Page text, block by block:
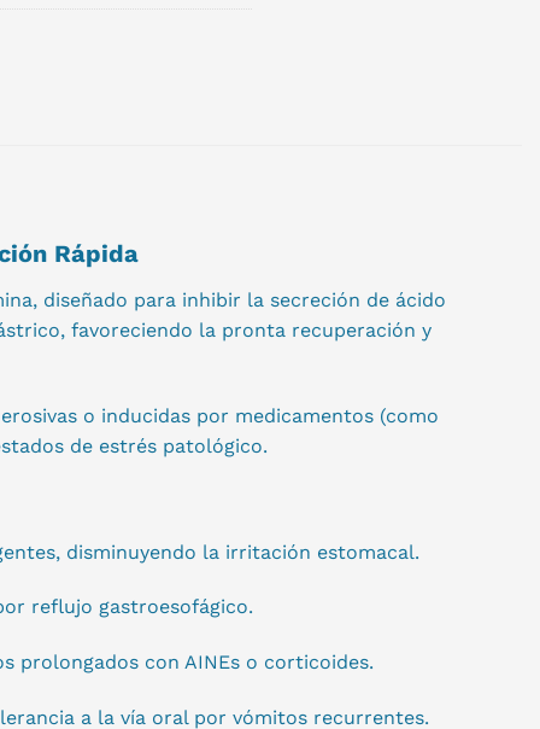
Rápida
diseñado para inhibir la secreción de ácido
favoreciendo la pronta recuperación y
o inducidas por medicamentos (como
de estrés patológico.
disminuyendo la irritación estomacal.
reflujo gastroesofágico.
prolongados con AINEs o corticoides.
a la vía oral por vómitos recurrentes.